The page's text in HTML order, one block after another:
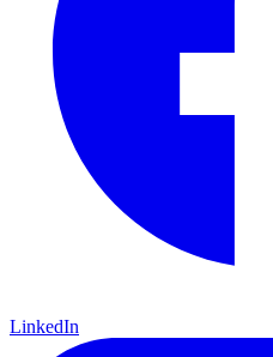
LinkedIn